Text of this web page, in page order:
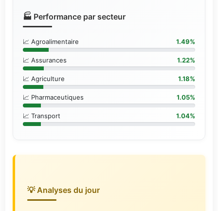
🏭 Performance par secteur
📈 Agroalimentaire 1.49%
📈 Assurances 1.22%
📈 Agriculture 1.18%
📈 Pharmaceutiques 1.05%
📈 Transport 1.04%
💡 Analyses du jour